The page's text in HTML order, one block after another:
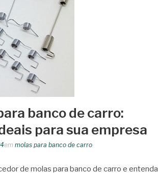
banco de carro:
para sua empresa
em molas para banco de carro
de molas para banco de carro e entenda